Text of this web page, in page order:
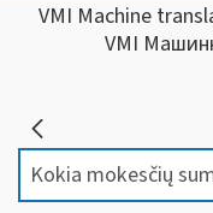
VMI Machine
VMI